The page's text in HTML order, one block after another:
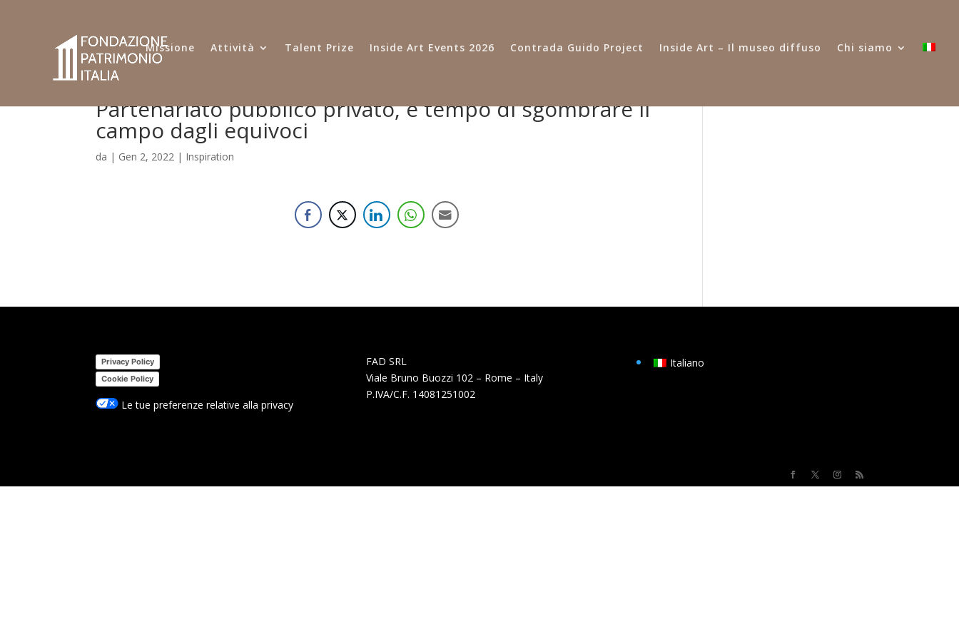
Missione Attività Talent Prize Inside Art Events 2026 Contrada Guido Project Inside Art – Il museo diffuso Chi siamo
Partenariato pubblico privato, è tempo di sgombrare il
campo dagli equivoci
da | Gen 2, 2022 | Inspiration
Privacy Policy
Cookie Policy
Le tue preferenze relative alla privacy
FAD SRL
Viale Bruno Buozzi 102 – Rome – Italy
P.IVA/C.F. 14081251002
Italiano